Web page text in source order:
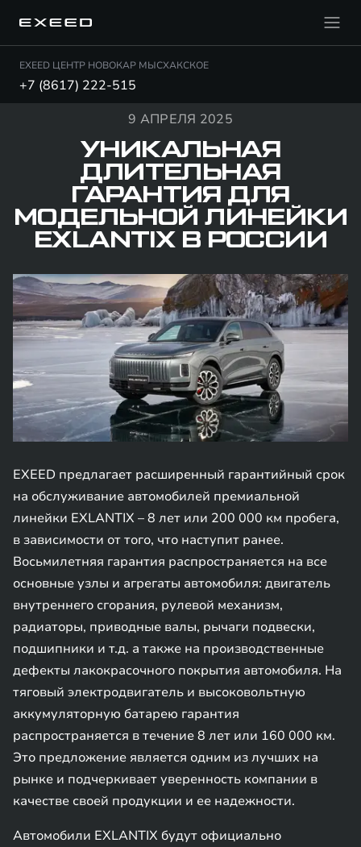
EXEED ЦЕНТР НОВОКАР МЫСХАКСКОЕ
+7 (8617) 222-515
9 АПРЕЛЯ 2025
УНИКАЛЬНАЯ
ДЛИТЕЛЬНАЯ
ГАРАНТИЯ ДЛЯ
МОДЕЛЬНОЙ ЛИНЕЙКИ
EXLANTIX В РОССИИ
EXEED предлагает расширенный гарантийный срок
на обслуживание автомобилей премиальной
линейки EXLANTIX – 8 лет или 200 000 км пробега,
в зависимости от того, что наступит ранее.
Восьмилетняя гарантия распространяется на все
основные узлы и агрегаты автомобиля: двигатель
внутреннего сгорания, рулевой механизм,
радиаторы, приводные валы, рычаги подвески,
подшипники и т.д. а также на производственные
дефекты лакокрасочного покрытия автомобиля. На
тяговый электродвигатель и высоковольтную
аккумуляторную батарею гарантия
распространяется в течение 8 лет или 160 000 км.
Это предложение является одним из лучших на
рынке и подчеркивает уверенность компании в
качестве своей продукции и ее надежности.
Автомобили EXLANTIX будут официально